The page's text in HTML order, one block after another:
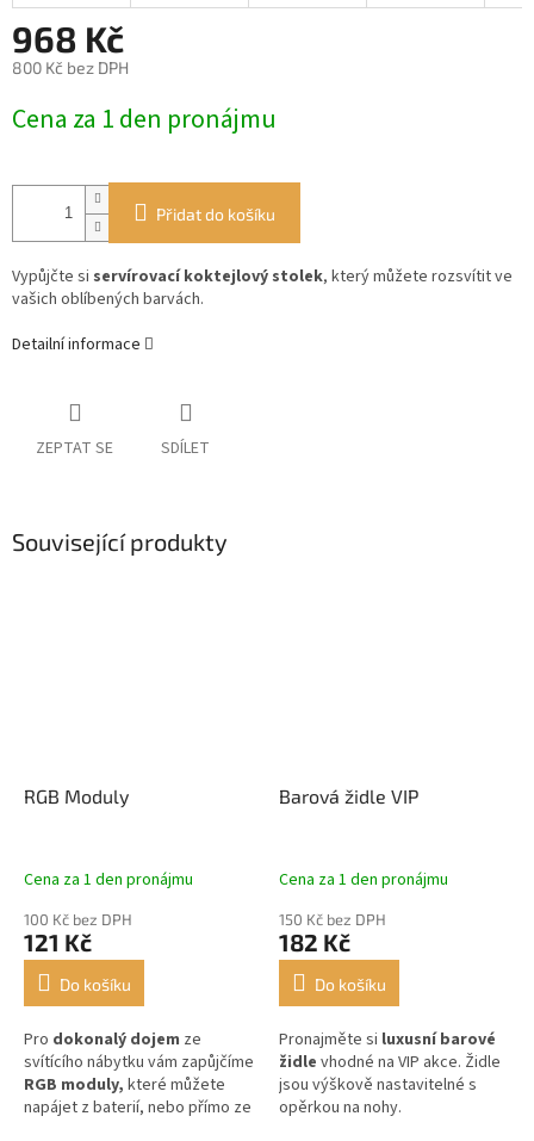
968 Kč
800 Kč bez DPH
cena:
Cena za 1 den pronájmu
Přidat do košíku
Vypůjčte si servírovací koktejlový stolek, který můžete rozsvítit ve
vašich oblíbených barvách.
Detailní informace
ZEPTAT SE SDÍLET
Související produkty
RGB Moduly
Cena za 1 den pronájmu
100 Kč bez DPH
121 Kč
Do košíku
Pro dokonalý dojem ze
svítícího nábytku vám zapůjčíme
RGB moduly, které můžete
napájet z baterií, nebo přímo ze
Barová židle VIP
Cena za 1 den pronájmu
150 Kč bez DPH
182 Kč
Do košíku
Pronajměte si luxusní barové
židle vhodné na VIP akce. Židle
jsou výškově nastavitelné s
opěrkou na nohy.